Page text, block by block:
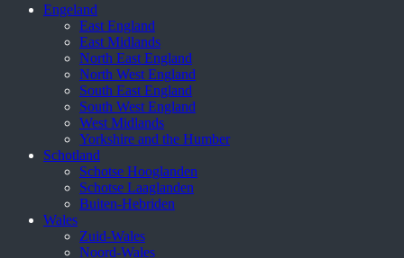
Engeland
East England
East Midlands
North East England
North West England
South East England
South West England
West Midlands
Yorkshire and the Humber
Schotland
Schotse Hooglanden
Schotse Laaglanden
Buiten-Hebriden
Wales
Zuid-Wales
Noord-Wales